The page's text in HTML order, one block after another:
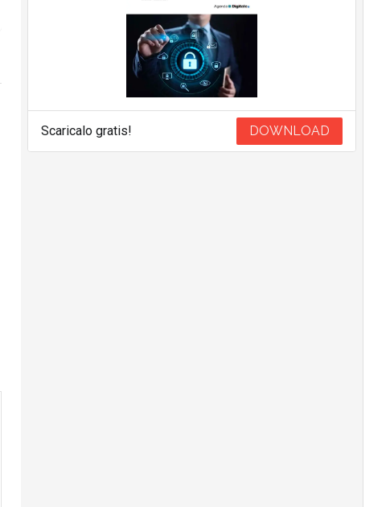
Scaricalo gratis! DOWNLOAD